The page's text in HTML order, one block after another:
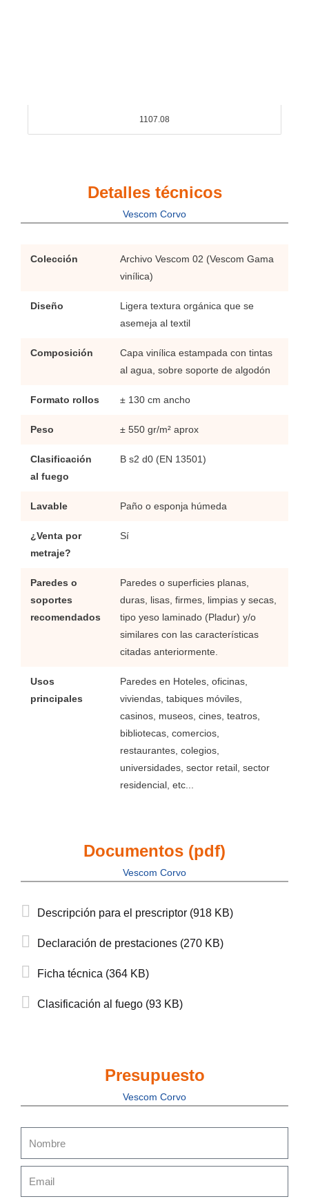
1107.08
Detalles técnicos
Vescom Corvo
Colección
Archivo Vescom 02 (Vescom Gama
vinílica)
Diseño
Ligera textura orgánica que se
asemeja al textil
Composición
Capa vinílica estampada con tintas
al agua, sobre soporte de algodón
Formato rollos ± 130 cm ancho
Peso ± 550 gr/m² aprox
Clasificación
al fuego
B s2 d0 (EN 13501)
Lavable Paño o esponja húmeda
¿Venta por
metraje?
Sí
Paredes o
soportes
recomendados
Paredes o superficies planas,
duras, lisas, firmes, limpias y secas,
tipo yeso laminado (Pladur) y/o
similares con las características
citadas anteriormente.
Usos
principales
Paredes en Hoteles, oficinas,
viviendas, tabiques móviles,
casinos, museos, cines, teatros,
bibliotecas, comercios,
restaurantes, colegios,
universidades, sector retail, sector
residencial, etc...
Documentos (pdf)
Vescom Corvo
Descripción para el prescriptor (918 KB)
Declaración de prestaciones (270 KB)
Ficha técnica (364 KB)
Clasificación al fuego (93 KB)
Presupuesto
Vescom Corvo